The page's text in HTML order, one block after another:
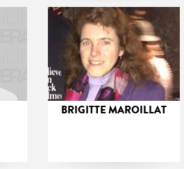
BRIGITTE MAROILLAT